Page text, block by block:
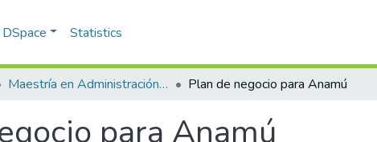
Statistics
Maestría en Administración - MBA (tesis) Plan de negocio para Anamú
para Anamú